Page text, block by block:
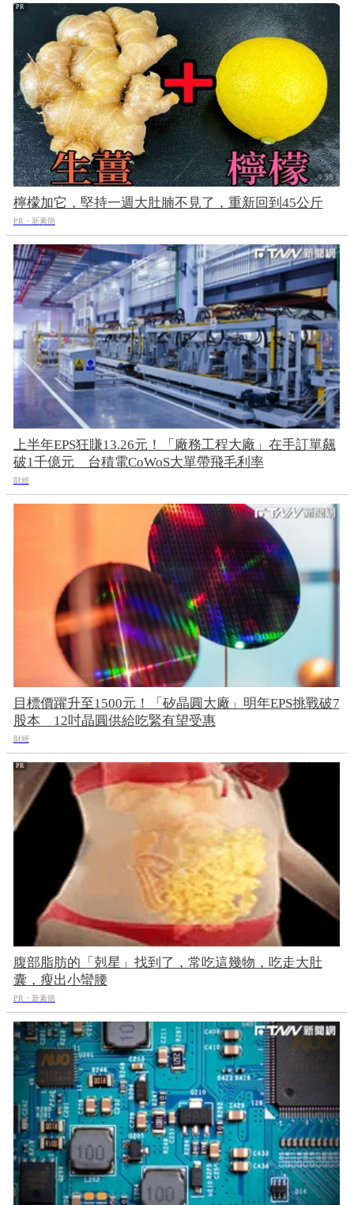
檸檬加它，堅持一週大肚腩不見了，重新回到45公斤
PR・新素簡
上半年EPS狂賺13.26元！「廠務工程大廠」在手訂單飆
破1千億元 台積電CoWoS大單帶飛毛利率
財經
目標價躍升至1500元！「矽晶圓大廠」明年EPS挑戰破7
股本 12吋晶圓供給吃緊有望受惠
財經
腹部脂肪的「剋星」找到了，常吃這幾物，吃走大肚
囊，瘦出小蠻腰
PR・新素簡